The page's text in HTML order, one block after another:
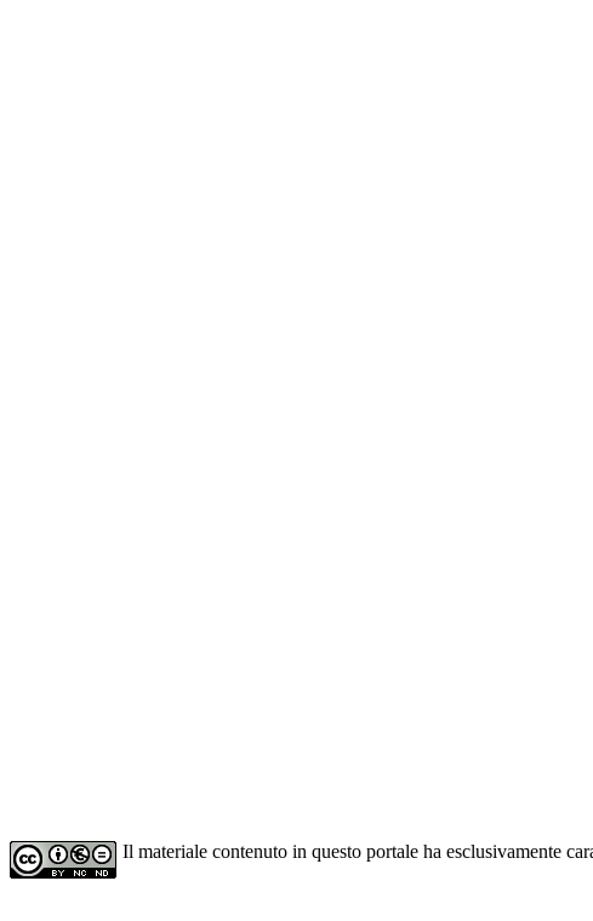
Il materiale contenuto in questo portale ha esclusivamente